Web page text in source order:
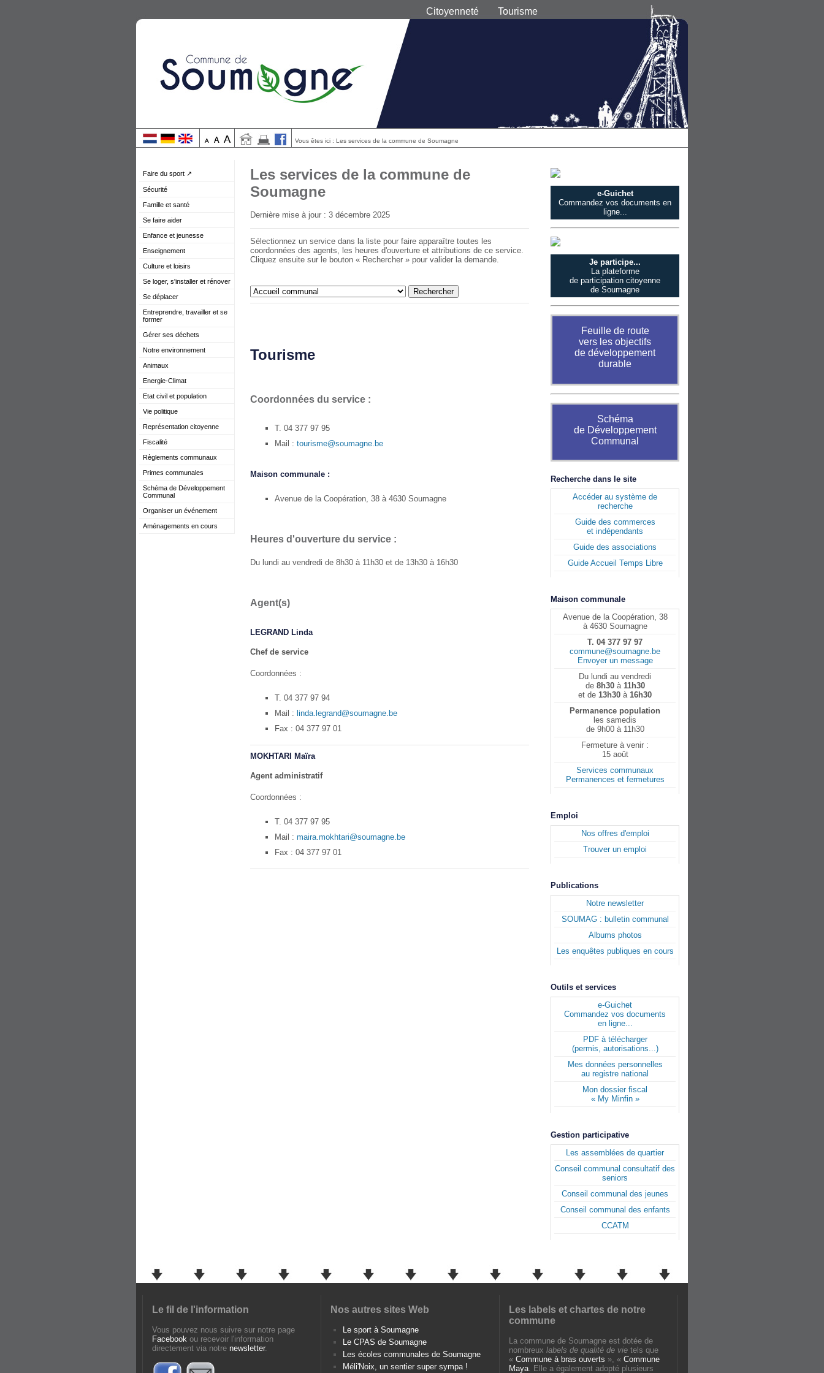
Citoyenneté Tourisme
Vous êtes ici : Les services de la commune de Soumagne
Faire du sport ↗
Sécurité
Famille et santé
Se faire aider
Enfance et jeunesse
Enseignement
Culture et loisirs
Se loger, s'installer et rénover
Se déplacer
Entreprendre, travailler et se
former
Gérer ses déchets
Notre environnement
Animaux
Energie-Climat
Etat civil et population
Vie politique
Représentation citoyenne
Fiscalité
Règlements communaux
Primes communales
Schéma de Développement
Communal
Organiser un événement
Aménagements en cours
Les services de la commune de
Soumagne
Dernière mise à jour : 3 décembre 2025
Sélectionnez un service dans la liste pour faire apparaître toutes les
coordonnées des agents, les heures d'ouverture et attributions de ce service.
Cliquez ensuite sur le bouton « Rechercher » pour valider la demande.
Tourisme
Coordonnées du service :
T. 04 377 97 95
Mail : tourisme@soumagne.be
Maison communale :
Avenue de la Coopération, 38 à 4630 Soumagne
Heures d'ouverture du service :
Du lundi au vendredi de 8h30 à 11h30 et de 13h30 à 16h30
Agent(s)
LEGRAND Linda
Chef de service
Coordonnées :
T. 04 377 97 94
Mail : linda.legrand@soumagne.be
Fax : 04 377 97 01
MOKHTARI Maïra
Agent administratif
Coordonnées :
T. 04 377 97 95
Mail : maira.mokhtari@soumagne.be
Fax : 04 377 97 01
e-Guichet
Commandez vos documents en
ligne...
Je participe...
La plateforme
de participation citoyenne
de Soumagne
Feuille de route
vers les objectifs
de développement
durable
Schéma
de Développement
Communal
Recherche dans le site
Accéder au système de
recherche
Guide des commerces
et indépendants
Guide des associations
Guide Accueil Temps Libre
Maison communale
Avenue de la Coopération, 38
à 4630 Soumagne
T. 04 377 97 97
commune@soumagne.be
Envoyer un message
Du lundi au vendredi
de 8h30à 11h30
et de 13h30 à 16h30
Permanence population
les samedis
de 9h00 à 11h30
Fermeture à venir :
15 août
Services communaux
Permanences et fermetures
Emploi
Nos offres d'emploi
Trouver un emploi
Publications
Notre newsletter
SOUMAG : bulletin communal
Albums photos
Les enquêtes publiques en cours
Outils et services
e-Guichet
Commandez vos documents
en ligne...
PDF à télécharger
(permis, autorisations...)
Mes données personnelles
au registre national
Mon dossier fiscal
« My Minfin »
Gestion participative
Les assemblées de quartier
Conseil communal consultatif des
seniors
Conseil communal des jeunes
Conseil communal des enfants
CCATM
Le fil de l'information
Vous pouvez nous suivre sur notre page
Facebook ou recevoir l'information
directement via notre newsletter.
Nos autres sites Web
Le sport à Soumagne
Le CPAS de Soumagne
Les écoles communales de Soumagne
Méli'Noix, un sentier super sympa !
Les labels et chartes de notre
commune
La commune de Soumagne est dotée de
nombreux labels de qualité de vie tels que
« Commune à bras ouverts », « Commune
Maya. Elle a également adopté plusieurs